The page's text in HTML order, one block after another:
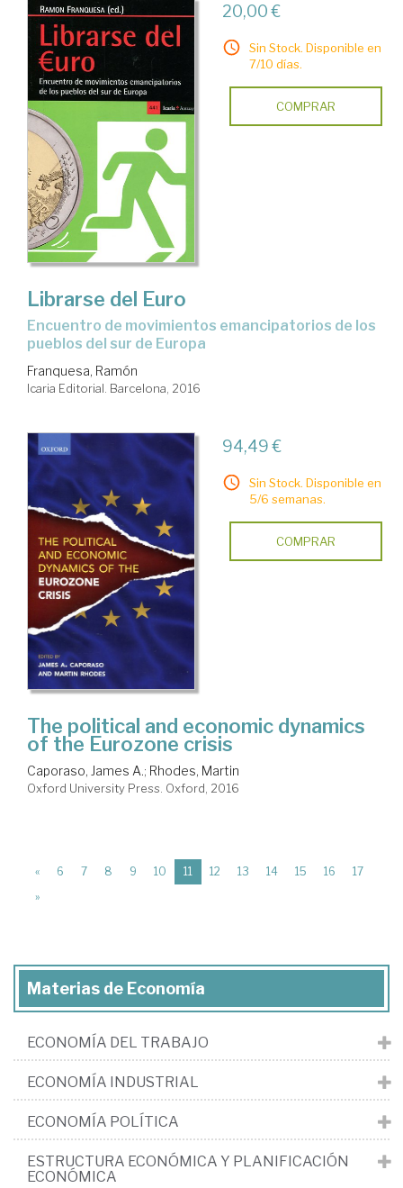
20,00 €
Sin Stock. Disponible en
7/10 días.
COMPRAR
Librarse del Euro
encuentro de movimientos emancipatorios de los
pueblos del sur de Europa
Franquesa, Ramón
Icaria Editorial. Barcelona, 2016
94,49 €
Sin Stock. Disponible en
5/6 semanas.
COMPRAR
The political and economic dynamics
of the Eurozone crisis
Caporaso, James A.; Rhodes, Martin
Oxford University Press. Oxford, 2016
« 6 7 8 9 10 11 (current)
12 13 14 15 16
17
»
Materias de Economía
ECONOMÍA DEL TRABAJO
ECONOMÍA INDUSTRIAL
ECONOMÍA POLÍTICA
ESTRUCTURA ECONÓMICA Y PLANIFICACIÓN
ECONÓMICA